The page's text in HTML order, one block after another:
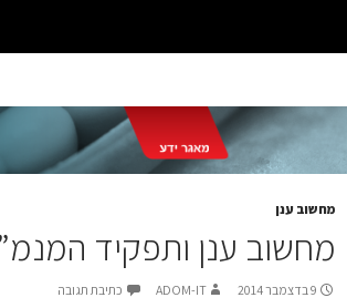
ענן
ענן ותפקיד המנמ”ר
ADOM-IT כתיבת תגובה